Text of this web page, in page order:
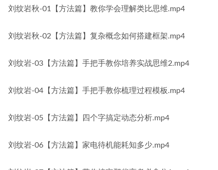
刘纹岩秋-01【方法篇】教你学会理解类比思维.mp4
刘纹岩秋-02【方法篇】复杂概念如何搭建框架.mp4
刘纹岩-03【方法篇】手把手教你培养实战思维2.mp4
刘纹岩-04【方法篇】手把手教你梳理过程模板.mp4
刘纹岩-05【方法篇】四个字搞定动态分析.mp4
刘纹岩-06【方法篇】家电待机能耗知多少.mp4